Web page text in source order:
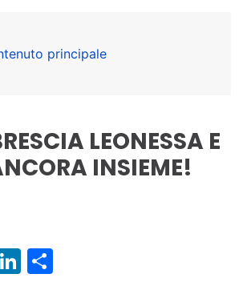
principale
LEONESSA E
INSIEME!
LinkedIn